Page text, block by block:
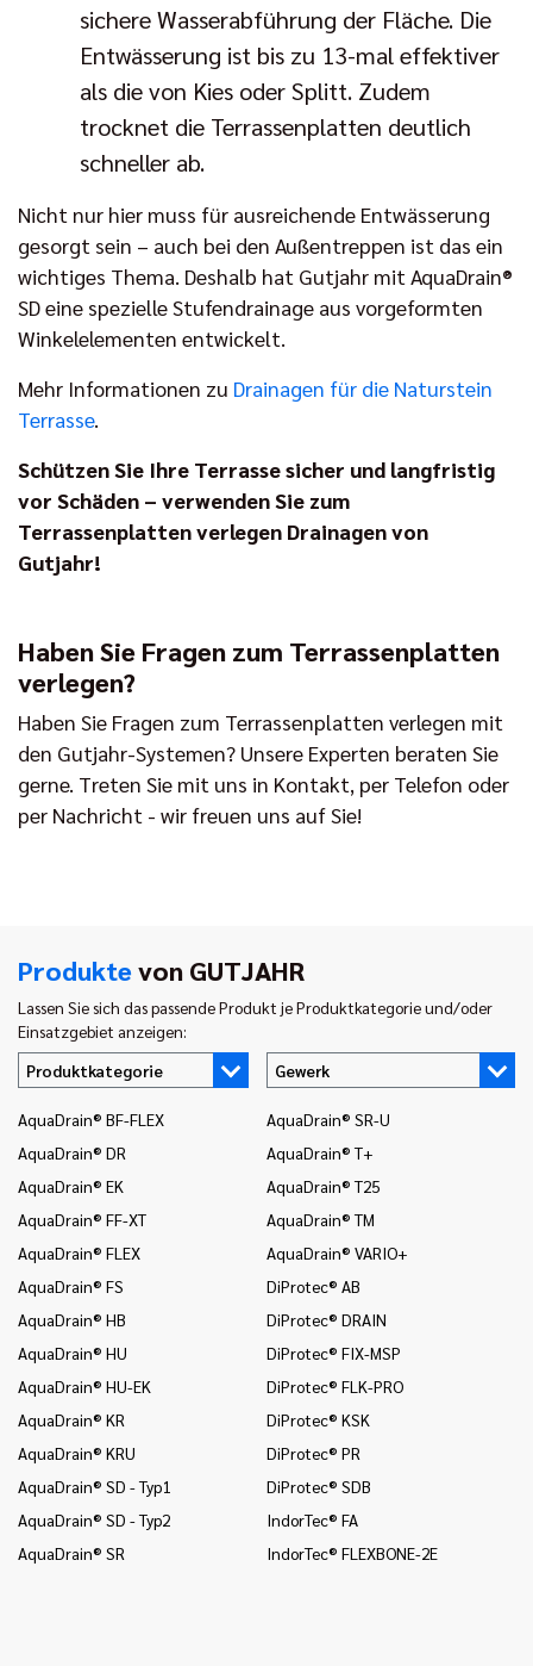
sichere Wasserabführung der Fläche. Die
Entwässerung ist bis zu 13-mal effektiver
als die von Kies oder Splitt. Zudem
trocknet die Terrassenplatten deutlich
schneller ab.
Nicht nur hier muss für ausreichende Entwässerung
gesorgt sein – auch bei den Außentreppen ist das ein
wichtiges Thema. Deshalb hat Gutjahr mit AquaDrain®
SD eine spezielle Stufendrainage aus vorgeformten
Winkelelementen entwickelt.
Mehr Informationen zu Drainagen für die Naturstein
Terrasse.
Schützen Sie Ihre Terrasse sicher und langfristig
vor Schäden – verwenden Sie zum
Terrassenplatten verlegen Drainagen von
Gutjahr!
Haben Sie Fragen zum Terrassenplatten
verlegen?
Haben Sie Fragen zum Terrassenplatten verlegen mit
den Gutjahr-Systemen? Unsere Experten beraten Sie
gerne. Treten Sie mit uns in Kontakt, per Telefon oder
per Nachricht - wir freuen uns auf Sie!
Produktevon GUTJAHR
Lassen Sie sich das passende Produkt je Produktkategorie und/oder
Einsatzgebiet anzeigen:
Produktkategorie
Gewerk
AquaDrain® BF-FLEX
AquaDrain® DR
AquaDrain® EK
AquaDrain® FF-XT
AquaDrain® FLEX
AquaDrain® FS
AquaDrain® HB
AquaDrain® HU
AquaDrain® HU-EK
AquaDrain® KR
AquaDrain® KRU
AquaDrain® SD - Typ1
AquaDrain® SD - Typ2
AquaDrain® SR
AquaDrain® SR-U
AquaDrain® T+
AquaDrain® T25
AquaDrain® TM
AquaDrain® VARIO+
DiProtec® AB
DiProtec® DRAIN
DiProtec® FIX-MSP
DiProtec® FLK-PRO
DiProtec® KSK
DiProtec® PR
DiProtec® SDB
IndorTec® FA
IndorTec® FLEXBONE-2E